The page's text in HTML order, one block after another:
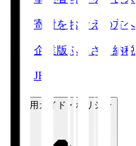
寄附をお考えの方へ
企業版ふるさと納税
JFA
ご利用ガイド・ポリシー